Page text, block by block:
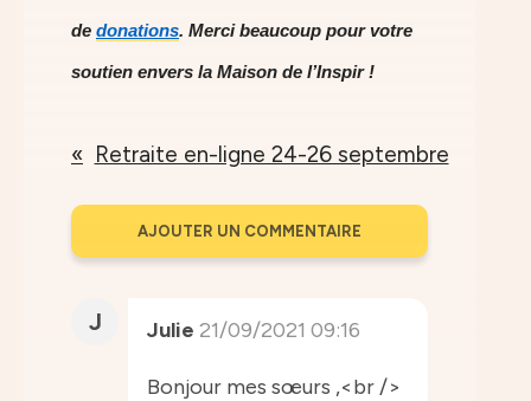
de donations. Merci beaucoup pour votre
soutien envers la Maison de l’Inspir !
Retraite en-ligne 24-26 septembre
AJOUTER UN COMMENTAIRE
J Julie 21/09/2021 09:16
Bonjour mes sœurs ,<br />